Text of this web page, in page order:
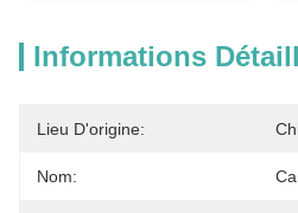
Informations
Lieu D'origine:
Nom: